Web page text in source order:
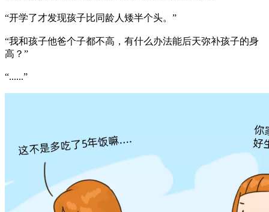
“开学了才发现孩子比同龄人矮半个头。”
“我和孩子他爸个子都不高，有什么办法能后天弥补孩子的身
高？”
“......”